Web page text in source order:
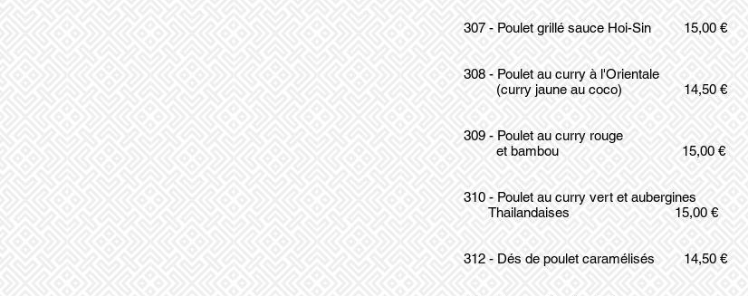
307 - Poulet grillé sauce Hoi-Sin 15,00 €
308 - Poulet au curry à l'Orientale
(curry jaune au coco) 14,50 €
309 - Poulet au curry rouge
et bambou 15,00 €
310 - Poulet au curry vert et aubergines
Thailandaises 15,00 €
312 - Dés de poulet caramélisés 14,50 €